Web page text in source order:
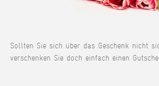
Sollten Sie sich über das Geschenk nicht
verschenken Sie doch einfach einen